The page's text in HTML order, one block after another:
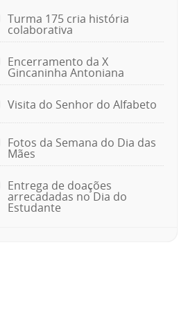
Turma 175 cria história
colaborativa
Encerramento da X
Gincaninha Antoniana
Visita do Senhor do Alfabeto
Fotos da Semana do Dia das
Mães
Entrega de doações
arrecadadas no Dia do
Estudante